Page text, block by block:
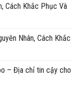
Cách Khắc Phục Và
Nhân, Cách Khắc
– Địa chỉ tin cậy cho